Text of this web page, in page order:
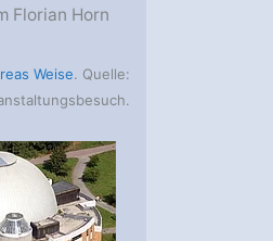
Florian Horn
Weise. Quelle: